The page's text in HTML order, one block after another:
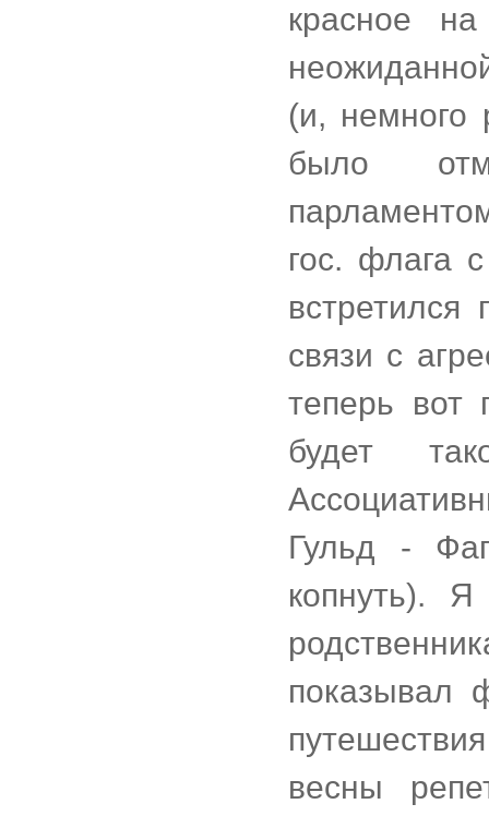
красное
(и, немного
было
гос. флага
встретился
связи с
теперь вот
будет
Гульд -
копнуть).
показывал
весны